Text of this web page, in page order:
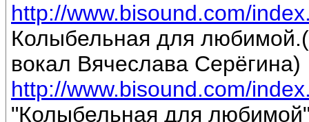
http://www.bisound.com/
Колыбельная для
вокал Вячеслава Серёгина)
http://www.bisound.com/
"Колыбельная для